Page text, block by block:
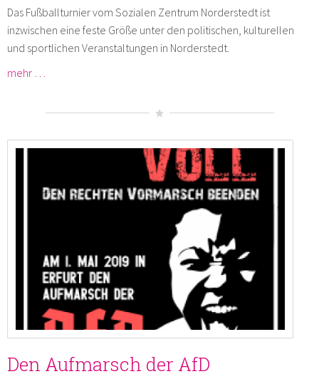
Das Fußballturnier vom Sozialen Zentrum Norderstedt ist
inzwischen eine feste Größe unter den politischen, kulturellen
und sportlichen Veranstaltungen in Norderstedt.
mehr …
Den Aufmarsch der AfD